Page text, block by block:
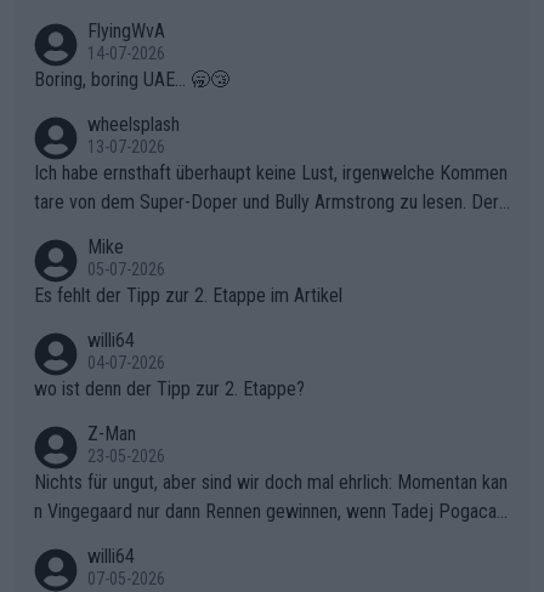
FlyingWvA
14-07-2026
Boring, boring UAE... 🥱😴
wheelsplash
13-07-2026
Ich habe ernsthaft überhaupt keine Lust, irgenwelche Kommen
tare von dem Super-Doper und Bully Armstrong zu lesen. Der
r die gehört nicht in dieses Medium!
Mike
05-07-2026
Es fehlt der Tipp zur 2. Etappe im Artikel
willi64
04-07-2026
wo ist denn der Tipp zur 2. Etappe?
Z-Man
23-05-2026
Nichts für ungut, aber sind wir doch mal ehrlich: Momentan kan
n Vingegaard nur dann Rennen gewinnen, wenn Tadej Pogacar
willi64
07-05-2026